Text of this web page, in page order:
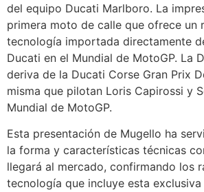
del equipo Ducati Marlboro. La
primera moto de calle que ofrece un
tecnología importada directamente
Ducati en el Mundial de MotoGP. La
deriva de la Ducati Corse Gran Prix
misma que pilotan Loris Capirossi y
Mundial de MotoGP.
Esta presentación de Mugello ha
la forma y características técnicas
llegará al mercado, confirmando los
tecnología que incluye esta